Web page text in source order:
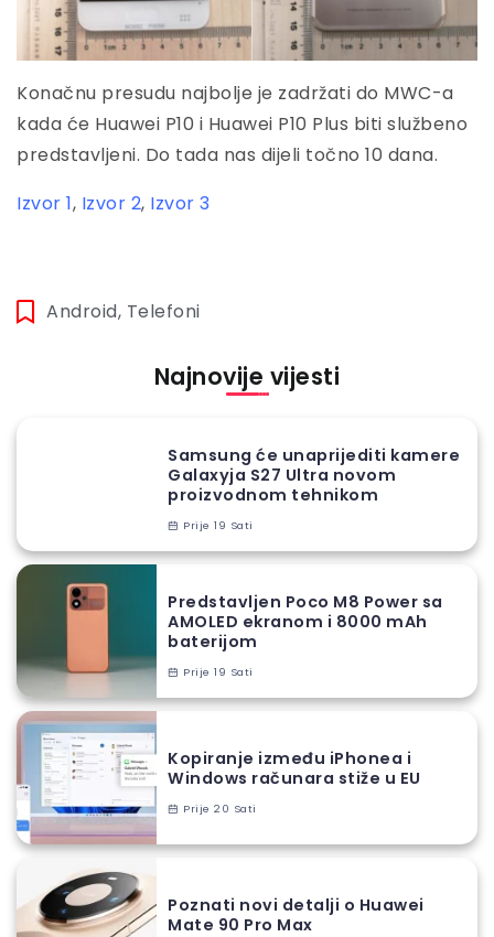
Konačnu presudu najbolje je zadržati do MWC-a
kada će Huawei P10 i Huawei P10 Plus biti službeno
predstavljeni. Do tada nas dijeli točno 10 dana.
Izvor 1, Izvor 2, Izvor 3
Android, Telefoni
Najnovije vijesti
Samsung će unaprijediti kamere
Galaxyja S27 Ultra novom
proizvodnom tehnikom
Prije 19 Sati
Predstavljen Poco M8 Power sa
AMOLED ekranom i 8000 mAh
baterijom
Prije 19 Sati
Kopiranje između iPhonea i
Windows računara stiže u EU
Prije 20 Sati
Poznati novi detalji o Huawei
Mate 90 Pro Max